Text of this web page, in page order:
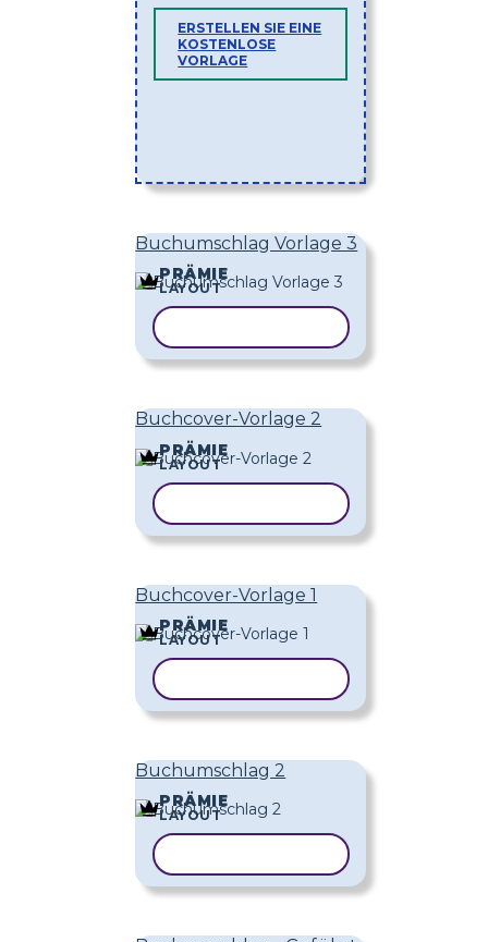
ERSTELLEN SIE EINE
KOSTENLOSE
VORLAGE
Buchumschlag Vorlage 3
PRÄMIE
LAYOUT
Buchcover-Vorlage 2
PRÄMIE
LAYOUT
Buchcover-Vorlage 1
PRÄMIE
LAYOUT
Buchumschlag 2
PRÄMIE
LAYOUT